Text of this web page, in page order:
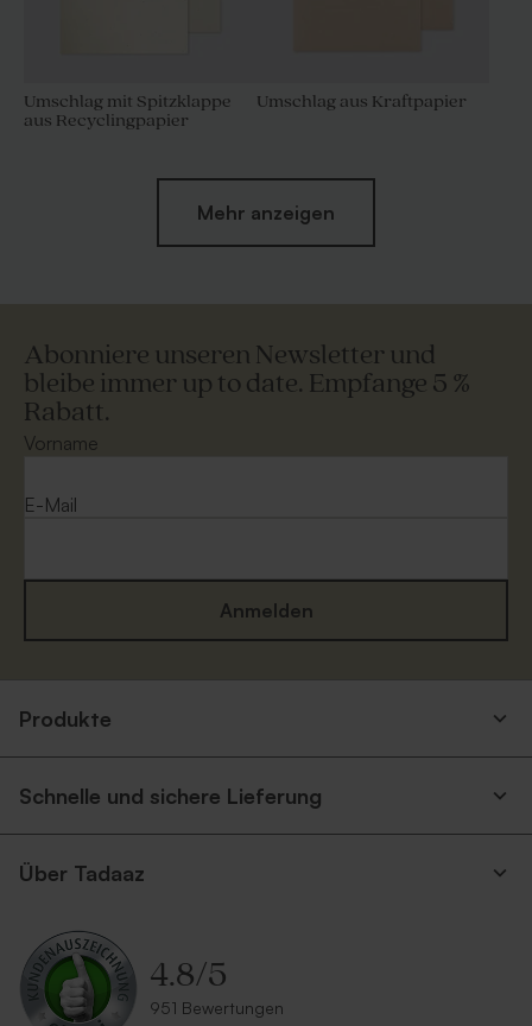
Umschlag mit Spitzklappe
aus Recyclingpapier
Umschlag aus Kraftpapier
Umschlag in Weiß
Silberner Umschlag
Neu
Mehr anzeigen
Abonniere unseren Newsletter und
bleibe immer up to date. Empfange 5 %
Rabatt.
Vorname
E-Mail
Anmelden
Produkte
Schnelle und sichere Lieferung
Über Tadaaz
4.8/5
951 Bewertungen